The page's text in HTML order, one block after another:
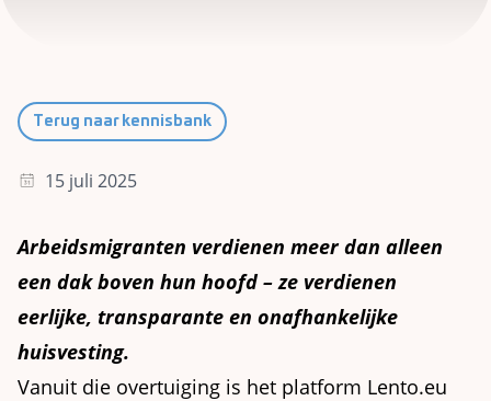
Terug naar kennisbank
15 juli 2025
Arbeidsmigranten verdienen meer dan alleen
een dak boven hun hoofd – ze verdienen
eerlijke, transparante en onafhankelijke
huisvesting.
Vanuit die overtuiging is het platform Lento.eu